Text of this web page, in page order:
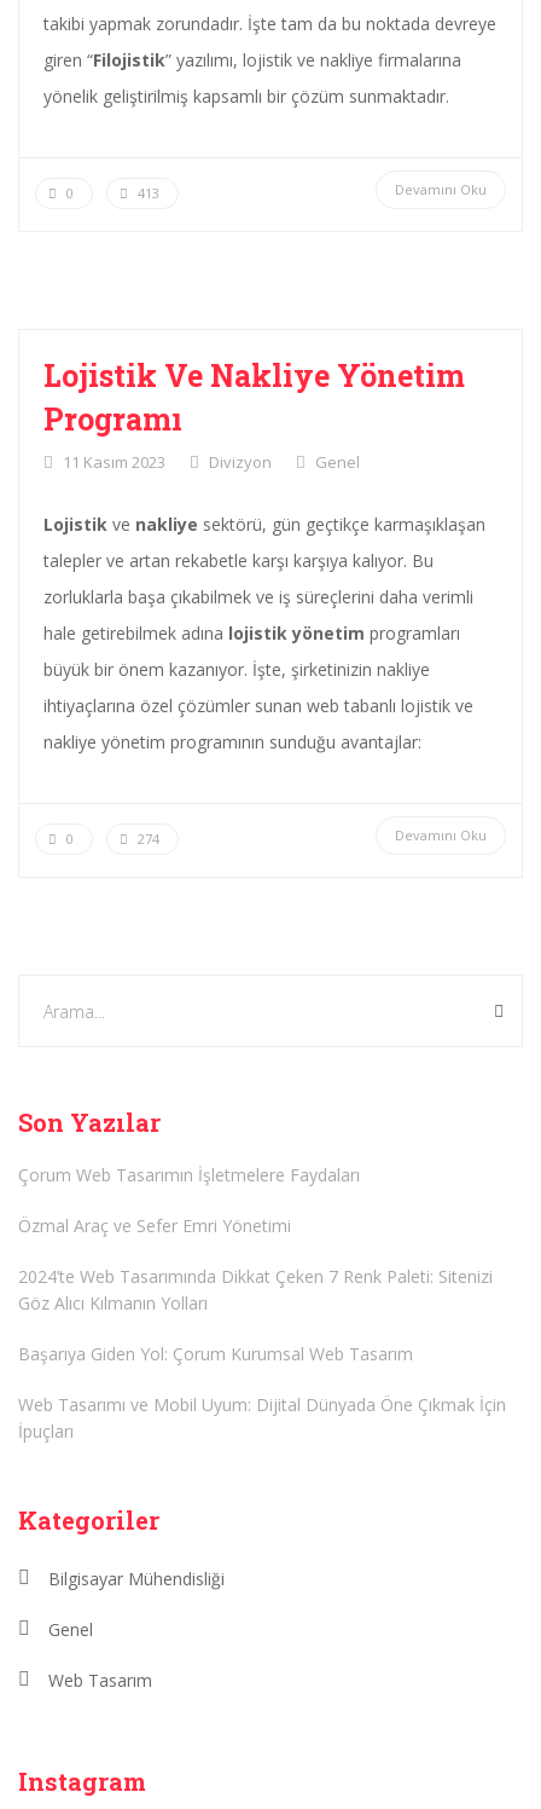
takibi yapmak zorundadır. İşte tam da bu noktada devreye
giren “Filojistik” yazılımı, lojistik ve nakliye firmalarına
yönelik geliştirilmiş kapsamlı bir çözüm sunmaktadır.
Devamını Oku
0 413
Lojistik Ve Nakliye Yönetim
Programı
11 Kasım 2023 Divizyon Genel
Lojistik ve nakliye sektörü, gün geçtikçe karmaşıklaşan
talepler ve artan rekabetle karşı karşıya kalıyor. Bu
zorluklarla başa çıkabilmek ve iş süreçlerini daha verimli
hale getirebilmek adına lojistik yönetim programları
büyük bir önem kazanıyor. İşte, şirketinizin nakliye
ihtiyaçlarına özel çözümler sunan web tabanlı lojistik ve
nakliye yönetim programının sunduğu avantajlar:
Devamını Oku
0 274
Son Yazılar
Çorum Web Tasarımın İşletmelere Faydaları
Özmal Araç ve Sefer Emri Yönetimi
2024’te Web Tasarımında Dikkat Çeken 7 Renk Paleti: Sitenizi
Göz Alıcı Kılmanın Yolları
Başarıya Giden Yol: Çorum Kurumsal Web Tasarım
Web Tasarımı ve Mobil Uyum: Dijital Dünyada Öne Çıkmak İçin
İpuçları
Kategoriler
Bilgisayar Mühendisliği
Genel
Web Tasarım
Instagram